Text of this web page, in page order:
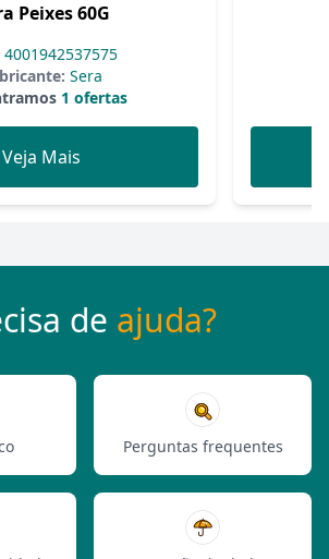
Peixes 60G
4001942537575
Sera
1 ofertas
Veja Mais
de ajuda?
Perguntas frequentes